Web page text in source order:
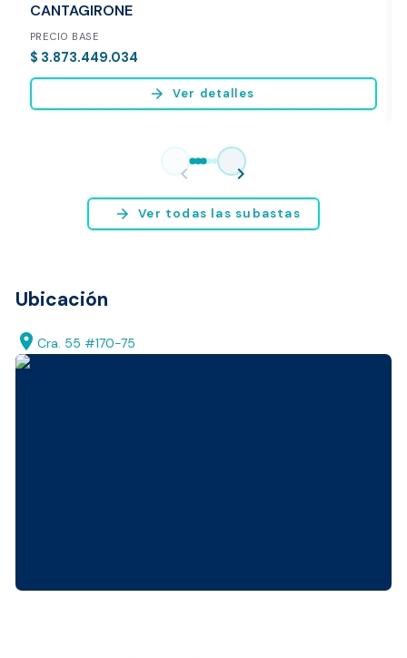
* Servicio disponible exclusivamente para inmuebles ubicados en
Bogotá y Medellín.
CANTAGIRONE
PRECIO BASE
$ 3.873.449.034
arrow_forward Ver detalles
chevron_left chevron_right
arrow_forward Ver todas las subastas
Ubicación
location_on Cra. 55 #170-75